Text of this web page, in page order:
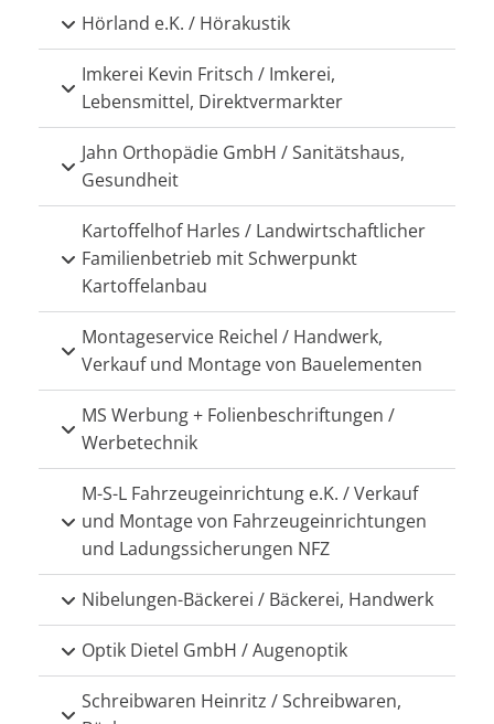
Hörland e.K. / Hörakustik
Imkerei Kevin Fritsch / Imkerei,
Lebensmittel, Direktvermarkter
Jahn Orthopädie GmbH / Sanitätshaus,
Gesundheit
Kartoffelhof Harles / Landwirtschaftlicher
Familienbetrieb mit Schwerpunkt
Kartoffelanbau
Montageservice Reichel / Handwerk,
Verkauf und Montage von Bauelementen
MS Werbung + Folienbeschriftungen /
Werbetechnik
M-S-L Fahrzeugeinrichtung e.K. / Verkauf
und Montage von Fahrzeugeinrichtungen
und Ladungssicherungen NFZ
Nibelungen-Bäckerei / Bäckerei, Handwerk
Optik Dietel GmbH / Augenoptik
Schreibwaren Heinritz / Schreibwaren,